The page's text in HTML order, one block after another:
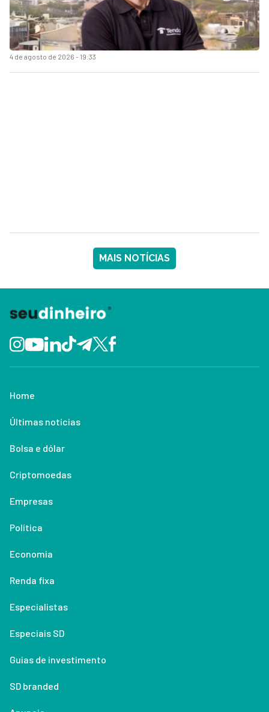
4 de agosto de 2026 - 19:33
MAIS NOTÍCIAS
Home
Últimas notícias
Bolsa e dólar
Criptomoedas
Empresas
Política
Economia
Renda fixa
Especialistas
Especiais SD
Guias de investimento
SD branded